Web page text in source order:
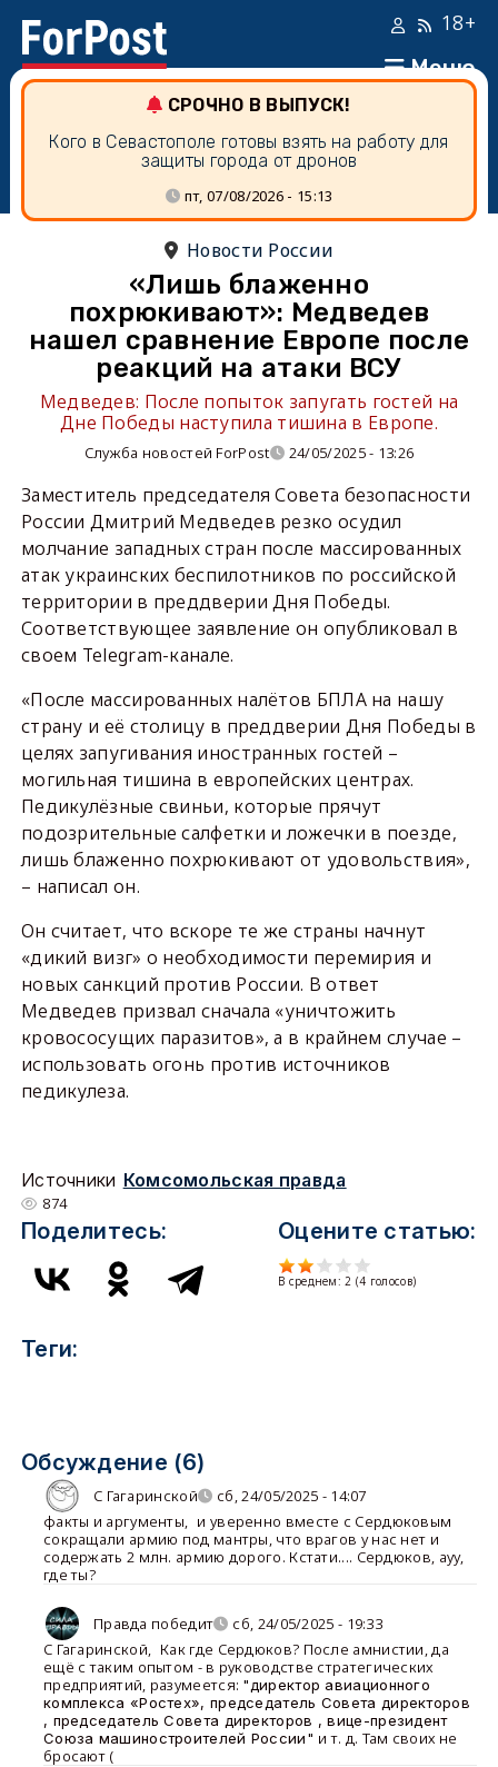
Меню
18+
СРОЧНО В ВЫПУСК!
Кого в Севастополе готовы взять на работу для
защиты города от дронов
пт, 07/08/2026 - 15:13
Новости России
«Лишь блаженно
похрюкивают»: Медведев
нашел сравнение Европе после
реакций на атаки ВСУ
Медведев: После попыток запугать гостей на
Дне Победы наступила тишина в Европе.
Служба новостей ForPost 24/05/2025 - 13:26
Заместитель председателя Совета безопасности
России Дмитрий Медведев резко осудил
молчание западных стран после массированных
атак украинских беспилотников по российской
территории в преддверии Дня Победы.
Соответствующее заявление он опубликовал в
своем Telegram-канале.
«После массированных налётов БПЛА на нашу
страну и её столицу в преддверии Дня Победы в
целях запугивания иностранных гостей –
могильная тишина в европейских центрах.
Педикулёзные свиньи, которые прячут
подозрительные салфетки и ложечки в поезде,
лишь блаженно похрюкивают от удовольствия»,
– написал он.
Он считает, что вскоре те же страны начнут
«дикий визг» о необходимости перемирия и
новых санкций против России. В ответ
Медведев призвал сначала «уничтожить
кровососущих паразитов», а в крайнем случае –
использовать огонь против источников
педикулеза.
Источники Комсомольская правда
874
Поделитесь: Оцените статью:
В среднем:2 (4 голосов)
Теги:
Обсуждение (6)
С Гагаринской
сб, 24/05/2025 - 14:07
факты и аргументы, и уверенно вместе с Сердюковым
сокращали армию под мантры, что врагов у нас нет и
содержать 2 млн. армию дорого. Кстати.... Сердюков, ауу,
где ты?
Правда победит
сб, 24/05/2025 - 19:33
С Гагаринской, Как где Сердюков? После амнистии, да
ещё с таким опытом - в руководстве стратегических
предприятий, разумеется: "директор авиационного
комплекса «Ростех», председатель Совета директоров
, председатель Совета директоров , вице-президент
Союза машиностроителей России" и т. д. Там своих не
бросают (